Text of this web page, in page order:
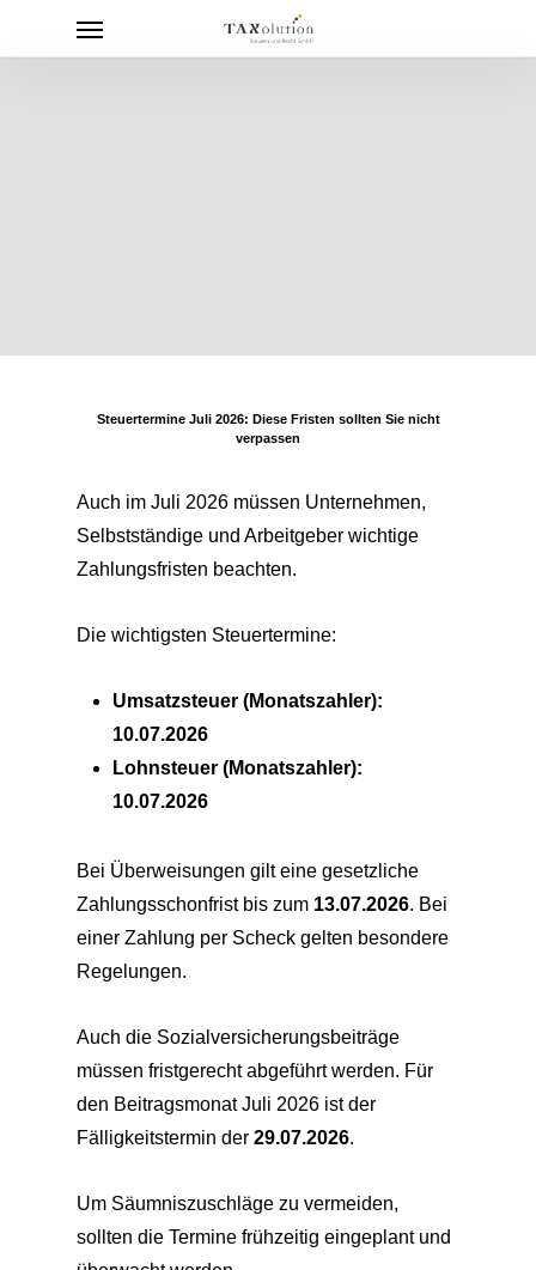
Menu
Steuertermine Juli 2026: Diese Fristen sollten Sie nicht
verpassen
Auch im Juli 2026 müssen Unternehmen,
Selbstständige und Arbeitgeber wichtige
Zahlungsfristen beachten.
Die wichtigsten Steuertermine:
Umsatzsteuer (Monatszahler):
10.07.2026
Lohnsteuer (Monatszahler):
10.07.2026
Bei Überweisungen gilt eine gesetzliche
Zahlungsschonfrist bis zum 13.07.2026. Bei
einer Zahlung per Scheck gelten besondere
Regelungen.
Auch die Sozialversicherungsbeiträge
müssen fristgerecht abgeführt werden. Für
den Beitragsmonat Juli 2026 ist der
Fälligkeitstermin der29.07.2026.
Um Säumniszuschläge zu vermeiden,
sollten die Termine frühzeitig eingeplant und